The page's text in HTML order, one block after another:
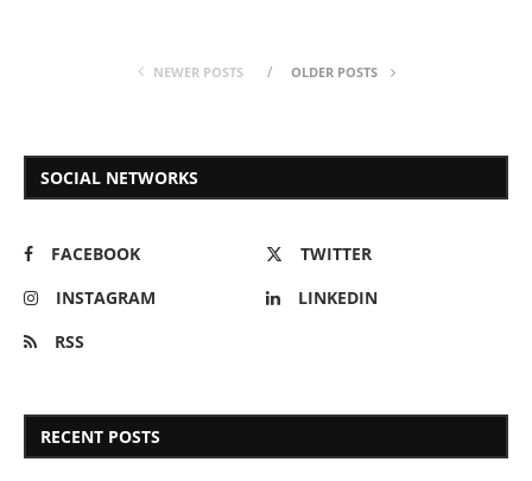
NEWER POSTS OLDER POSTS
SOCIAL NETWORKS
FACEBOOK
TWITTER
INSTAGRAM
LINKEDIN
RSS
RECENT POSTS